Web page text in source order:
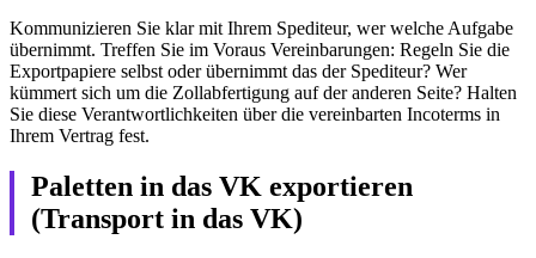
Kommunizieren Sie klar mit Ihrem Spediteur, wer welche Aufgabe
übernimmt. Treffen Sie im Voraus Vereinbarungen: Regeln Sie die
Exportpapiere selbst oder übernimmt das der Spediteur? Wer
kümmert sich um die Zollabfertigung auf der anderen Seite? Halten
Sie diese Verantwortlichkeiten über die vereinbarten Incoterms in
Ihrem Vertrag fest.
Paletten in das VK exportieren
(Transport in das VK)